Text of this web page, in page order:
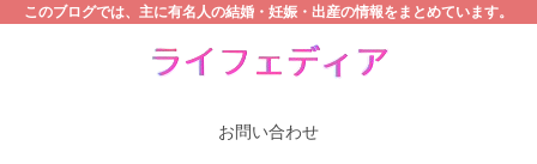
このブログでは、主に有名人の結婚・妊娠・出産の情報をまとめています。
お問い合わせ